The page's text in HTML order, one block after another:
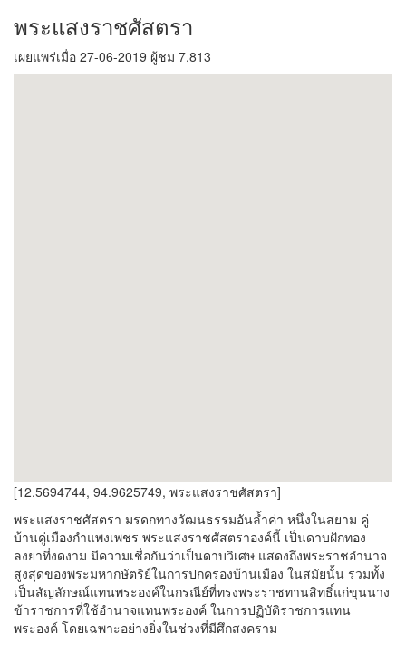
พระแสงราชศัสตรา
เผยแพร่เมื่อ 27-06-2019 ผู้ชม 7,813
[12.5694744, 94.9625749, พระแสงราชศัสตรา]
พระแสงราชศัสตรา มรดกทางวัฒนธรรมอันล้ำค่า หนึ่งในสยาม คู่
บ้านคู่เมืองกำแพงเพชร พระแสงราชศัสตราองค์นี้ เป็นดาบฝักทอง
ลงยาที่งดงาม มีความเชื่อกันว่าเป็นดาบวิเศษ แสดงถึงพระราชอำนาจ
สูงสุดของพระมหากษัตริย์ในการปกครองบ้านเมือง ในสมัยนั้น รวมทั้ง
เป็นสัญลักษณ์แทนพระองค์ในกรณีย์ที่ทรงพระราชทานสิทธิ์แก่ขุนนาง
ข้าราชการที่ใช้อำนาจแทนพระองค์ ในการปฏิบัติราชการแทน
พระองค์ โดยเฉพาะอย่างยิ่งในช่วงที่มีศึกสงคราม